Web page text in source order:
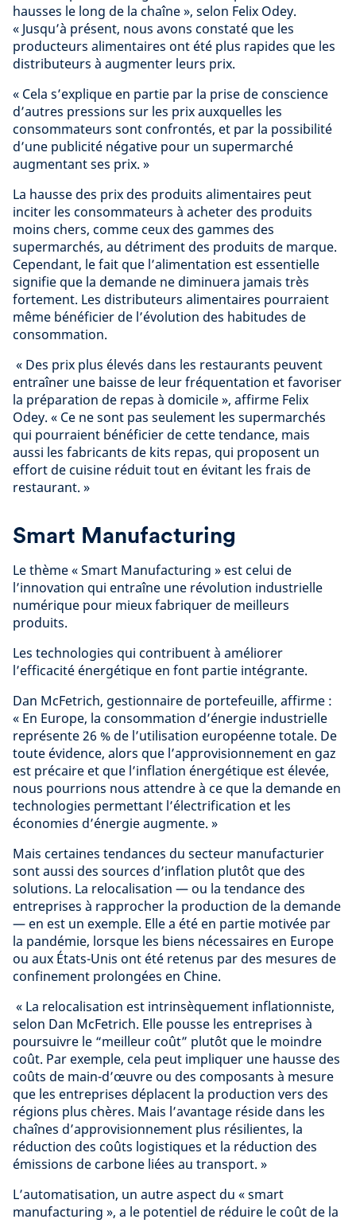
hausses le long de la chaîne », selon Felix Odey.
« Jusqu’à présent, nous avons constaté que les
producteurs alimentaires ont été plus rapides que les
distributeurs à augmenter leurs prix.
« Cela s’explique en partie par la prise de conscience
d’autres pressions sur les prix auxquelles les
consommateurs sont confrontés, et par la possibilité
d’une publicité négative pour un supermarché
augmentant ses prix. »
La hausse des prix des produits alimentaires peut
inciter les consommateurs à acheter des produits
moins chers, comme ceux des gammes des
supermarchés, au détriment des produits de marque.
Cependant, le fait que l’alimentation est essentielle
signifie que la demande ne diminuera jamais très
fortement. Les distributeurs alimentaires pourraient
même bénéficier de l’évolution des habitudes de
consommation.
« Des prix plus élevés dans les restaurants peuvent
entraîner une baisse de leur fréquentation et favoriser
la préparation de repas à domicile », affirme Felix
Odey. « Ce ne sont pas seulement les supermarchés
qui pourraient bénéficier de cette tendance, mais
aussi les fabricants de kits repas, qui proposent un
effort de cuisine réduit tout en évitant les frais de
restaurant. »
Smart Manufacturing
Le thème « Smart Manufacturing » est celui de
l’innovation qui entraîne une révolution industrielle
numérique pour mieux fabriquer de meilleurs
produits.
Les technologies qui contribuent à améliorer
l’efficacité énergétique en font partie intégrante.
Dan McFetrich, gestionnaire de portefeuille, affirme :
« En Europe, la consommation d’énergie industrielle
représente 26 % de l’utilisation européenne totale. De
toute évidence, alors que l’approvisionnement en gaz
est précaire et que l’inflation énergétique est élevée,
nous pourrions nous attendre à ce que la demande en
technologies permettant l’électrification et les
économies d’énergie augmente. »
Mais certaines tendances du secteur manufacturier
sont aussi des sources d’inflation plutôt que des
solutions. La relocalisation — ou la tendance des
entreprises à rapprocher la production de la demande
— en est un exemple. Elle a été en partie motivée par
la pandémie, lorsque les biens nécessaires en Europe
ou aux États-Unis ont été retenus par des mesures de
confinement prolongées en Chine.
« La relocalisation est intrinsèquement inflationniste,
selon Dan McFetrich. Elle pousse les entreprises à
poursuivre le “meilleur coût” plutôt que le moindre
coût. Par exemple, cela peut impliquer une hausse des
coûts de main-d’œuvre ou des composants à mesure
que les entreprises déplacent la production vers des
régions plus chères. Mais l’avantage réside dans les
chaînes d’approvisionnement plus résilientes, la
réduction des coûts logistiques et la réduction des
émissions de carbone liées au transport. »
L’automatisation, un autre aspect du « smart
manufacturing », a le potentiel de réduire le coût de la